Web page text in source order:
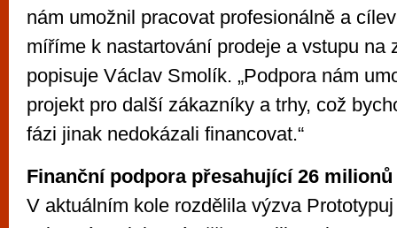
nám umožnil pracovat profesionálně a
míříme k nastartování prodeje a vstupu na
popisuje Václav Smolík. „Podpora nám
projekt pro další zákazníky a trhy, což
fázi jinak nedokázali financovat.“
Finanční podpora přesahující 26
V aktuálním kole rozdělila výzva